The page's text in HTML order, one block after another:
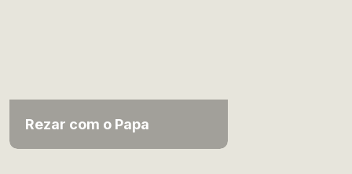
Rezar com o Papa